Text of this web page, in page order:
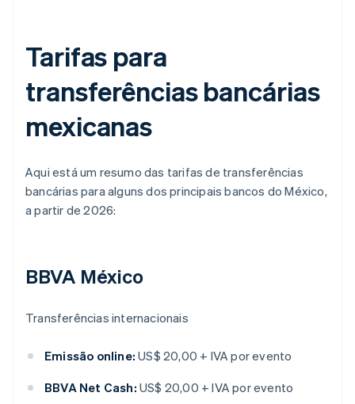
Tarifas para
transferências bancárias
mexicanas
Aqui está um resumo das tarifas de transferências
bancárias para alguns dos principais bancos do México,
a partir de 2026:
BBVA México
Transferências internacionais
Emissão online: US$ 20,00 + IVA por evento
BBVA Net Cash: US$ 20,00 + IVA por evento